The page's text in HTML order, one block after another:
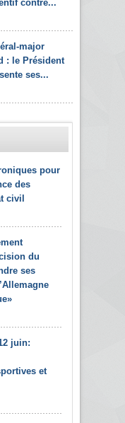
contre...
major
: le Président
ses...
pour
des
civil
du
ses
juin:
et